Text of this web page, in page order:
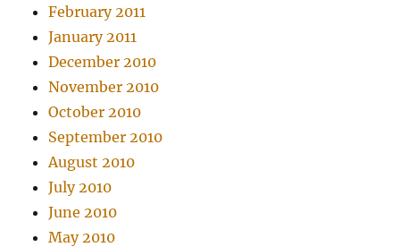
February 2011
January 2011
December 2010
November 2010
October 2010
September 2010
August 2010
July 2010
June 2010
May 2010